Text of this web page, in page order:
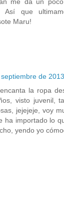
Así que
Maru!
de
la ropa
visto juvenil,
jejejeje, voy
ha importado lo
yendo yo